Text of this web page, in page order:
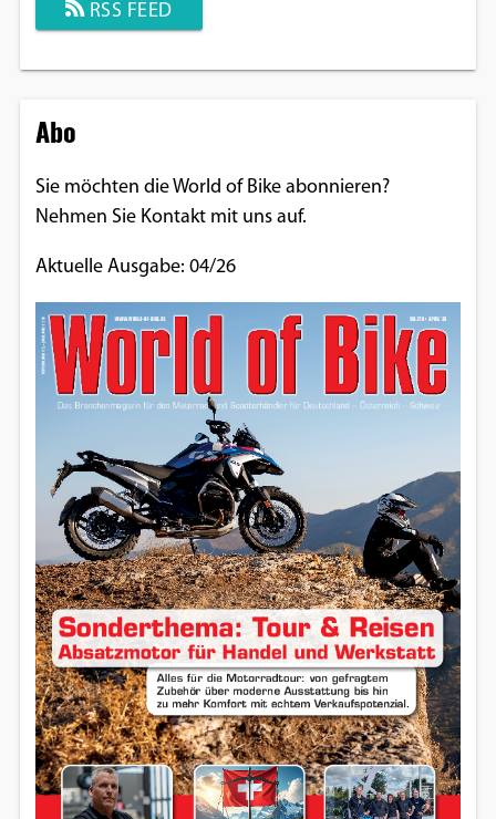
RSS FEED
Abo
Sie möchten die World of Bike abonnieren?
Nehmen Sie Kontakt mit uns auf.
Aktuelle Ausgabe: 04/26